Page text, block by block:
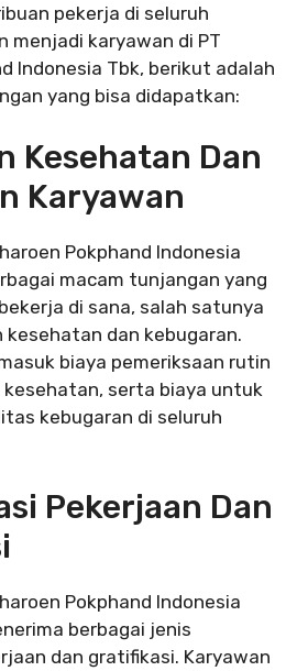
pekerja di seluruh
menjadi karyawan di PT
Indonesia Tbk, berikut adalah
yang bisa didapatkan:
Kesehatan Dan
Karyawan
Pokphand Indonesia
macam tunjangan yang
di sana, salah satunya
dan kebugaran.
biaya pemeriksaan rutin
serta biaya untuk
kebugaran di seluruh
Pekerjaan Dan
Pokphand Indonesia
berbagai jenis
dan gratifikasi. Karyawan